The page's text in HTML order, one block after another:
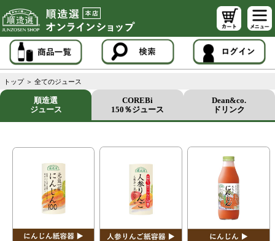
トップ ＞ 全てのジュース